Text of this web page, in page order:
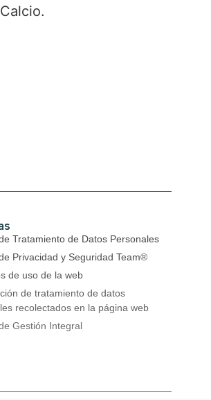
Tratamiento de Datos Personales
Privacidad y Seguridad Team®
de uso de la web
de tratamiento de datos
recolectados en la página web
Gestión Integral